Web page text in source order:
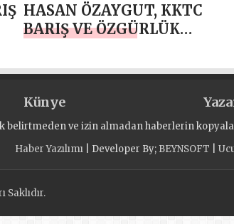
HASAN ÖZAYGUT, KKTC
BARIŞ VE ÖZGÜRLÜK
Künye
belirtmeden ve izin almadan haberlerin
Haber Yazılımı| Developer By; BEYNSOFT